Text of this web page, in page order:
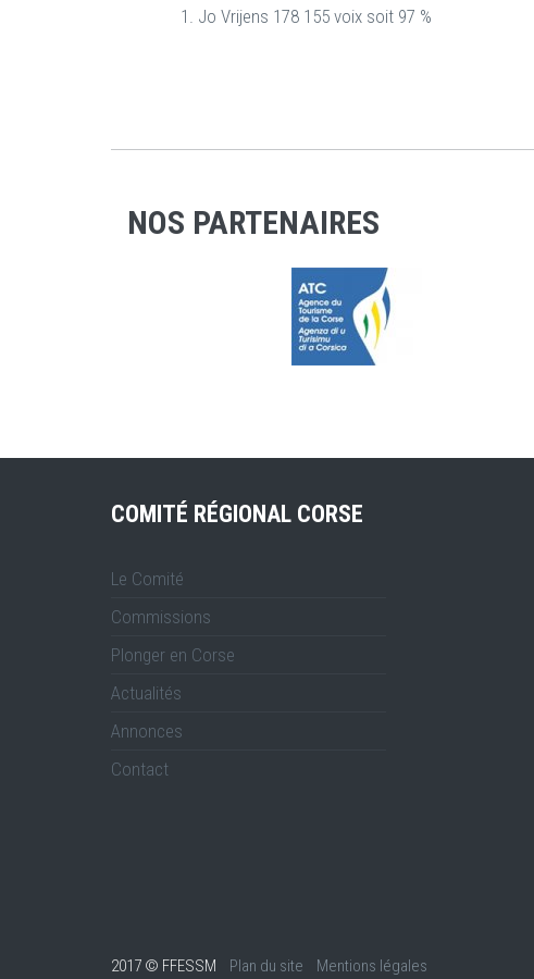
Jo Vrijens 178 155 voix soit 97 %
NOS PARTENAIRES
COMITÉ RÉGIONAL CORSE
Le Comité
Commissions
Plonger en Corse
Actualités
Annonces
Contact
2017 © FFESSM Plan du site Mentions légales